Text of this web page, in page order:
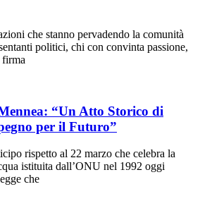
che stanno pervadendo la comunità
politici, chi con convinta passione,
“Un Atto Storico di
per il Futuro”
rispetto al 22 marzo che celebra la
istituita dall’ONU nel 1992 oggi
che